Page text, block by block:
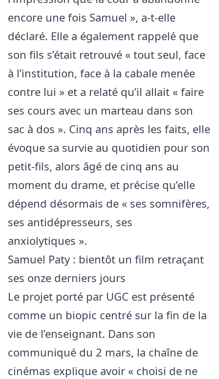
encore une fois Samuel », a-t-elle
déclaré. Elle a également rappelé que
son fils s’était retrouvé « tout seul, face
à l’institution, face à la cabale menée
contre lui » et a relaté qu’il allait « faire
ses cours avec un marteau dans son
sac à dos ». Cinq ans après les faits, elle
évoque sa survie au quotidien pour son
petit-fils, alors âgé de cinq ans au
moment du drame, et précise qu’elle
dépend désormais de « ses somnifères,
ses antidépresseurs, ses
anxiolytiques ».
Samuel Paty : bientôt un film retraçant
ses onze derniers jours
Le projet porté par UGC est présenté
comme un biopic centré sur la fin de la
vie de l’enseignant. Dans son
communiqué du 2 mars, la chaîne de
cinémas explique avoir « choisi de ne